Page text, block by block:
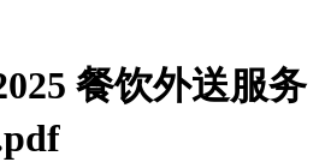
餐饮外送服务